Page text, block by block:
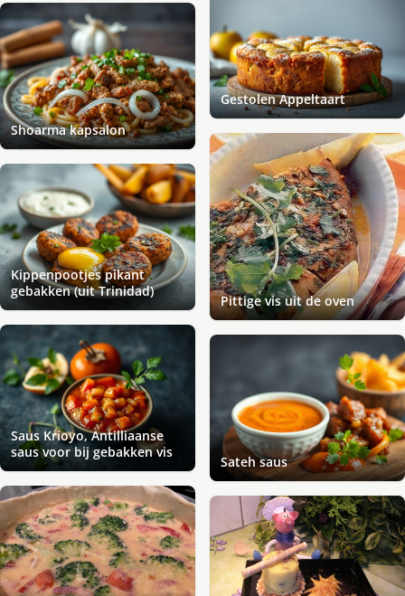
Gestolen Appeltaart
Shoarma kapsalon
Pittige vis uit de oven
Kippenpootjes pikant
gebakken (uit Trinidad)
Saus Krioyo, Antilliaanse
saus voor bij gebakken vis
Sateh saus